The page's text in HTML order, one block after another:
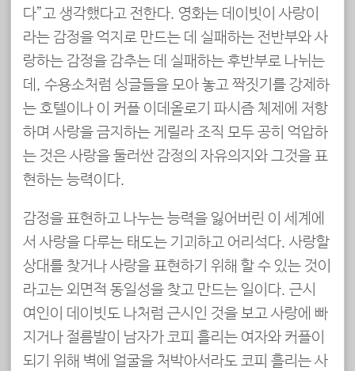
다”고 생각했다고 전한다. 영화는 데이빗이 사랑이
라는 감정을 억지로 만드는 데 실패하는 전반부와 사
랑하는 감정을 감추는 데 실패하는 후반부로 나뉘는
데, 수용소처럼 싱글들을 모아 놓고 짝짓기를 강제하
는 호텔이나 이 커플 이데올로기 파시즘 체제에 저항
하며 사랑을 금지하는 게릴라 조직 모두 공히 억압하
는 것은 사랑을 둘러싼 감정의 자유의지와 그것을 표
현하는 능력이다.
감정을 표현하고 나누는 능력을 잃어버린 이 세계에
서 사랑을 다루는 태도는 기괴하고 어리석다. 사랑할
상대를 찾거나 사랑을 표현하기 위해 할 수 있는 것이
라고는 외면적 동일성을 찾고 만드는 일이다. 근시
여인이 데이빗도 나처럼 근시인 것을 보고 사랑에 빠
지거나 절름발이 남자가 코피 흘리는 여자와 커플이
되기 위해 벽에 얼굴을 처박아서라도 코피 흘리는 사